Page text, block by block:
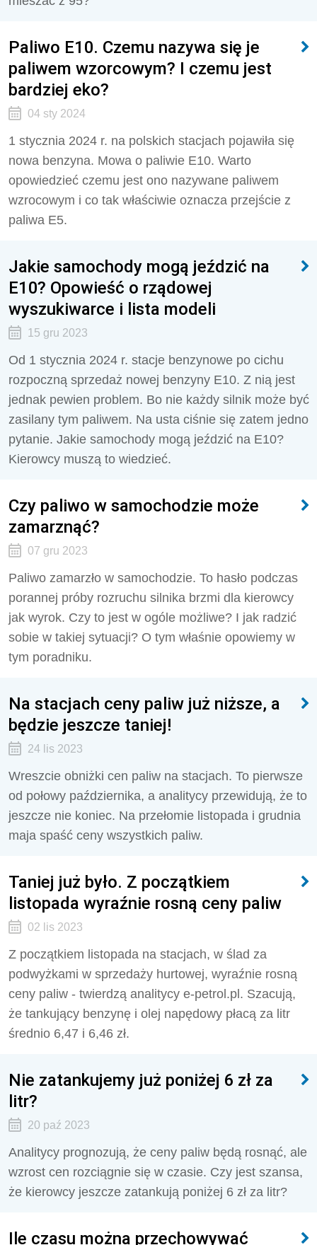
Paliwo E10. Czemu nazywa się je
paliwem wzorcowym? I czemu jest
bardziej eko?
04 sty 2024
1 stycznia 2024 r. na polskich stacjach pojawiła się
nowa benzyna. Mowa o paliwie E10. Warto
opowiedzieć czemu jest ono nazywane paliwem
wzrocowym i co tak właściwie oznacza przejście z
paliwa E5.
Jakie samochody mogą jeździć na
E10? Opowieść o rządowej
wyszukiwarce i lista modeli
15 gru 2023
Od 1 stycznia 2024 r. stacje benzynowe po cichu
rozpoczną sprzedaż nowej benzyny E10. Z nią jest
jednak pewien problem. Bo nie każdy silnik może być
zasilany tym paliwem. Na usta ciśnie się zatem jedno
pytanie. Jakie samochody mogą jeździć na E10?
Kierowcy muszą to wiedzieć.
Czy paliwo w samochodzie może
zamarznąć?
07 gru 2023
Paliwo zamarzło w samochodzie. To hasło podczas
porannej próby rozruchu silnika brzmi dla kierowcy
jak wyrok. Czy to jest w ogóle możliwe? I jak radzić
sobie w takiej sytuacji? O tym właśnie opowiemy w
tym poradniku.
Na stacjach ceny paliw już niższe, a
będzie jeszcze taniej!
24 lis 2023
Wreszcie obniżki cen paliw na stacjach. To pierwsze
od połowy października, a analitycy przewidują, że to
jeszcze nie koniec. Na przełomie listopada i grudnia
maja spaść ceny wszystkich paliw.
Taniej już było. Z początkiem
listopada wyraźnie rosną ceny paliw
02 lis 2023
Z początkiem listopada na stacjach, w ślad za
podwyżkami w sprzedaży hurtowej, wyraźnie rosną
ceny paliw - twierdzą analitycy e-petrol.pl. Szacują,
że tankujący benzynę i olej napędowy płacą za litr
średnio 6,47 i 6,46 zł.
Nie zatankujemy już poniżej 6 zł za
litr?
20 paź 2023
Analitycy prognozują, że ceny paliw będą rosnąć, ale
wzrost cen rozciągnie się w czasie. Czy jest szansa,
że kierowcy jeszcze zatankują poniżej 6 zł za litr?
Ile czasu można przechowywać